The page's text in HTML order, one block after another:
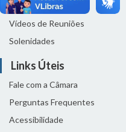
Sala de Imprensa
Vídeos de Reuniões
Solenidades
Links Úteis
Fale com a Câmara
Perguntas Frequentes
Acessibilidade